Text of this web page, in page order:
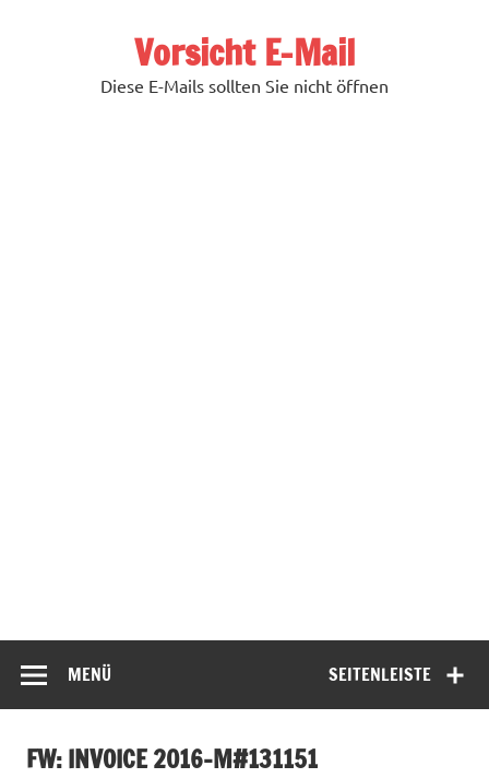
Vorsicht E-Mail
Diese E-Mails sollten Sie nicht öffnen
SEITENLEISTE
MENÜ
FW: INVOICE 2016-M#131151